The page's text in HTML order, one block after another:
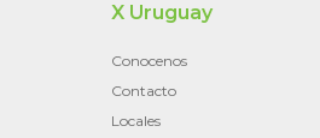
X Uruguay
Conocenos
Contacto
Locales